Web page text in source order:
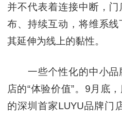
并不代表着连接中断，
布、持续互动，将维系
其延伸为线上的黏性。
一些个性化的中小品
店的“体验价值”。9月底
的深圳首家LUYU品牌门